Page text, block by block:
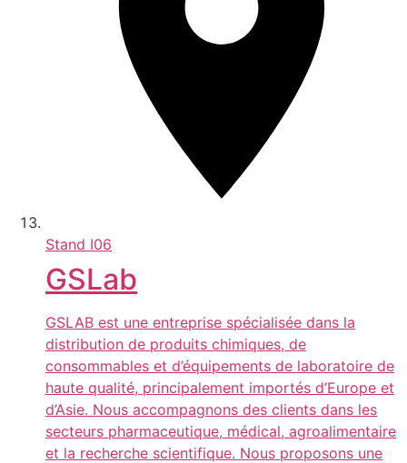
Stand I06
GSLab
GSLAB est une entreprise spécialisée dans la
distribution de produits chimiques, de
consommables et d’équipements de laboratoire de
haute qualité, principalement importés d’Europe et
d’Asie. Nous accompagnons des clients dans les
secteurs pharmaceutique, médical, agroalimentaire
et la recherche scientifique. Nous proposons une